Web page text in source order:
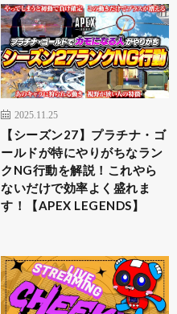
2025.11.25
【シーズン27】プラチナ・ゴ
ールドが特にやりがちなラン
クNG行動を解説！これやら
ないだけで効率よく盛れま
す！【APEX LEGENDS】